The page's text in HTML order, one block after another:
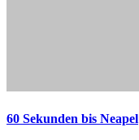
60 Sekunden bis Neapel